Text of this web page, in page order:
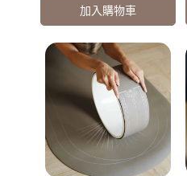
日晷瑜珈輪-沙漠色燙銀白
框版32.5cm(Gen II第二
代)
加入購物車